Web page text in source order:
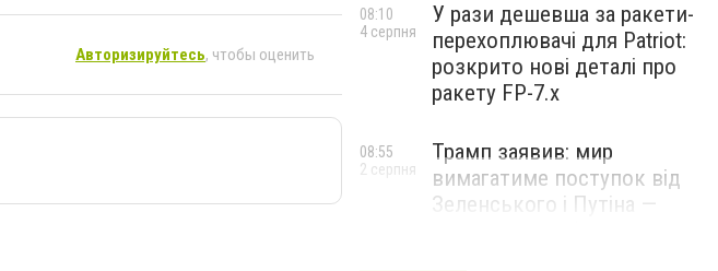
Авторизируйтесь, чтобы оценить
У рази дешевша за ракети-
перехоплювачі для Patriot:
розкрито нові деталі про
ракету FP-7.x
08:10
4 серпня
Трамп заявив: мир
вимагатиме поступок від
Зеленського і Путіна —
08:55
2 серпня